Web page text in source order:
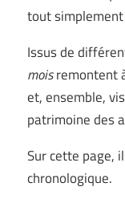
tout
Issus de
moisremontent
et, ensemble,
patrimoine des
Sur cette page,
chronologique.